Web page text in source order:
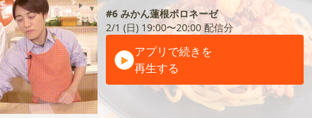
#6 みかん蓮根ボロネーゼ
2/1 (日) 19:00〜20:00 配信分
アプリで続きを
再生する